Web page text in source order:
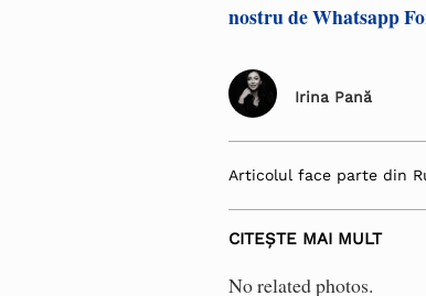
nostru de Whatsapp
Irina Pană
Articolul face parte din
CITEȘTE MAI MULT
No related photos.